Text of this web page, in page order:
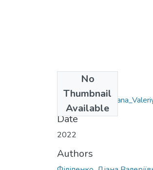
No
Thumbnail
Available
Date
2022
Authors